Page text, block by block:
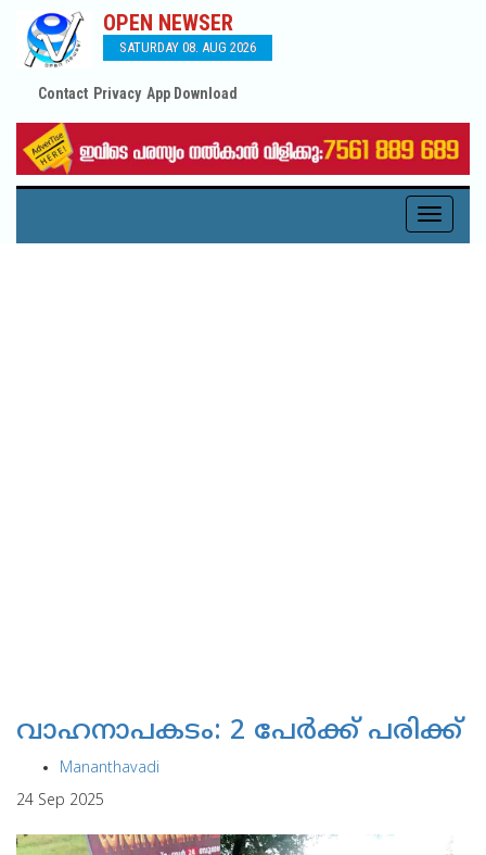
OPEN NEWSER
SATURDAY 08. AUG 2026
Contact Privacy App Download
Toggle
വാഹനാപകടം: 2 പേര്‍ക്ക് പരിക്ക്
Mananthavadi
24 Sep 2025